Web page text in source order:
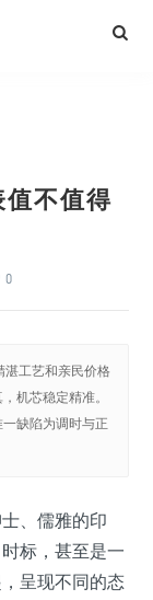
值不值得
0
湛工艺和亲民价格
机芯稳定精准。
缺陷为调时与正
、儒雅的印
标，甚至是一
呈现不同的态